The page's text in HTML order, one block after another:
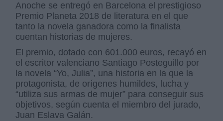
Anoche se entregó en Barcelona el prestigioso
Premio Planeta 2018 de literatura en el que
tanto la novela ganadora como la finalista
cuentan historias de mujeres.
El premio, dotado con 601.000 euros, recayó en
el escritor valenciano Santiago Posteguill­o por
la novela “Yo, Julia”, una historia en la que la
protagonista, de orígenes humildes, lucha y
“utiliza sus armas de mujer” para conseguir sus
objetivos, según cuenta el miembro del jurado,
Juan Eslava Galán.